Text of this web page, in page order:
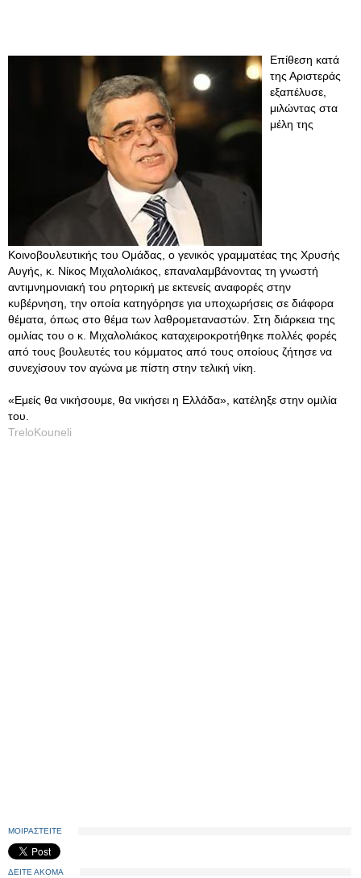
Επίθεση κατά
της Αριστεράς
εξαπέλυσε,
μιλώντας στα
μέλη της
Κοινοβουλευτικής του Ομάδας, ο γενικός γραμματέας της Χρυσής
Αυγής, κ. Νίκος Μιχαλολιάκος, επαναλαμβάνοντας τη γνωστή
αντιμνημονιακή του ρητορική με εκτενείς αναφορές στην
κυβέρνηση, την οποία κατηγόρησε για υποχωρήσεις σε διάφορα
θέματα, όπως στο θέμα των λαθρομεταναστών. Στη διάρκεια της
ομιλίας του ο κ. Μιχαλολιάκος καταχειροκροτήθηκε πολλές φορές
από τους βουλευτές του κόμματος από τους οποίους ζήτησε να
συνεχίσουν τον αγώνα με πίστη στην τελική νίκη.
«Εμείς θα νικήσουμε, θα νικήσει η Ελλάδα», κατέληξε στην ομιλία
του.
TreloKouneli
ΜΟΙΡΑΣΤΕΙΤΕ
ΔΕΙΤΕ ΑΚΟΜΑ